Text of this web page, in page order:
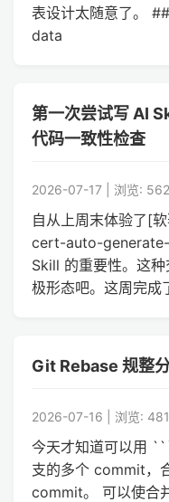
表设计太随意了。
data
第一次尝试写 AI
代码一致性检查
2026-07-17 | 浏览: 562
自从上周末体验了[
cert-auto-generate-
Skill 的重要性。这
极形态吧。这周完成
Git Rebase 规整
2026-07-16 | 浏览: 481
今天才知道可以用
支的多个 commit，
commit。 可以使合